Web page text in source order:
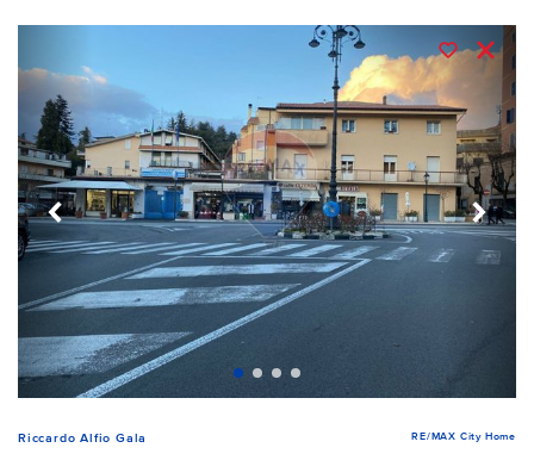
Riccardo Alfio Gala RE/MAX City Home